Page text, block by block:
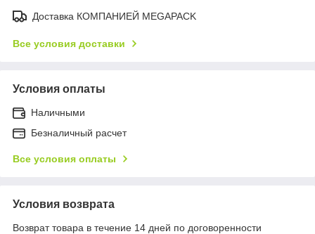
Доставка КОМПАНИЕЙ MEGAPACK
Все условия доставки
Условия оплаты
Наличными
Безналичный расчет
Все условия оплаты
Условия возврата
Возврат товара в течение 14 дней по договоренности